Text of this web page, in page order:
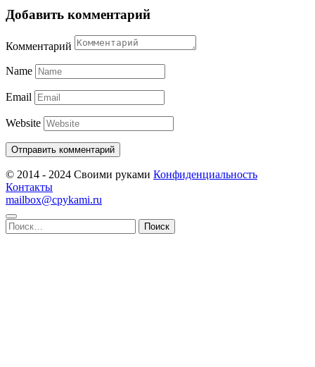
Добавить комментарий
Комментарий
Name
Email
Website
© 2014 - 2024 Своими руками Конфиденциальность
Контакты
mailbox@cpykami.ru
Найти: